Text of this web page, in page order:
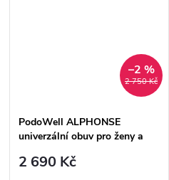
2 750 Kč
–2 %
PodoWell ALPHONSE
univerzální obuv pro ženy a
2 690 Kč